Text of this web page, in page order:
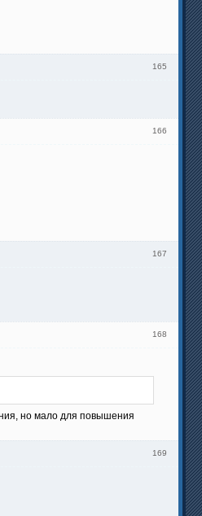
165
166
167
168
но мало для повышения
169